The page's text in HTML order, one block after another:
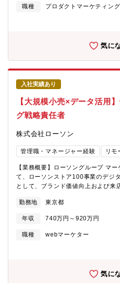
タベース設計にも関わることが可能
ア事業本部もしくは介護・保育・
ータを保有する『ナース専科』や『
ニア」の協働環境現在、システム部
イデアを、社内のエンジニアと共
ズの転換期をリードする経験事業の
です。従来手法での分析や活用を行
進む中で非構造化データの分析など
広がってきています。定型業務を回
ターンをご自身の手で作り上げてい
方】・メリハリのある働き方を大切
しては出社とリモートのハイブリッ
週1-2回の出社日を設けています。
用しており、出社/リモート問わず、
退社時間が決まっており、限られた
ています。
リア領域において、伸びているいず
のパートナーとして、マーケティン
含むオフライン/マスマーケティン
ィング戦略を推進するうえでの組織
化)■戦略に紐づくマーケティング予
ついて】医療・介護/障害福祉領域
は、マーケットリーダーとして急速
全体の成長を牽引してきました。急
て医療・介護・福祉従事者不足は、
リア事業は、単純に「従事者不足の
イズする」というコンセプトではな
して展開しており、キャリア事業以
促進のための資格取得支援／スクー
キャリアアップ情報を提供するコミ
50%が登録する『ナース専科 転職
を展開していますが、今後さらに復
域へも事業を拡大し、業界へのより
す。＜事業例＞・人材紹介事業（医
クール運営（医療・介護）【キャリ
ア領域・シニアライフ領域・海外領
開発部門への異動・マーケティン
職種
プロダクトマーケティング
気に
入社実績あり
【大規模小売×データ活用
グ戦略責任者
株式会社ローソン
管理職・マネージャー経験 リモ
【業務概要】ローソングループ マ
て、ローソンストア100事業のデジ
として、ブランド価値向上および来
ソンストア100事業を主担当としな
ニマート」のデジタルコミュニケー
関係部門と連携し、企画・実行を推
詳細】■ ローソンストア100事業の
SNS（X、Instagram、TikTok、
データ活用によるマーケティング推
ン、購買データ等の分析 ・顧客イ
勤務地 東京都
年収 740万円～920万円
職種
webマーケター
気に